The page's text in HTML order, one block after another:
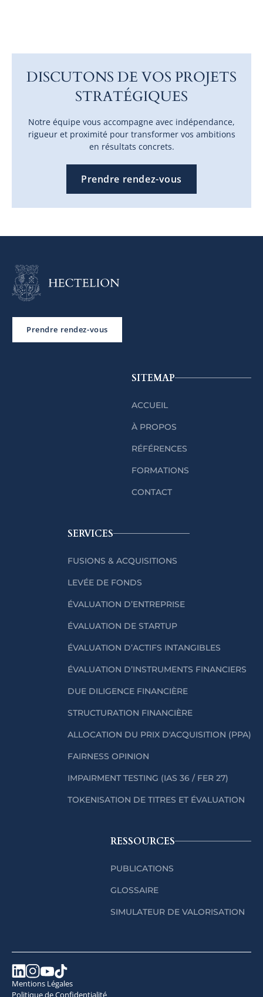
DISCUTONS DE VOS PROJETS
STRATÉGIQUES
Notre équipe vous accompagne avec indépendance,
rigueur et proximité pour transformer vos ambitions
en résultats concrets.
Prendre rendez-vous
Prendre rendez-vous
SITEMAP
ACCUEIL
À PROPOS
RÉFÉRENCES
FORMATIONS
CONTACT
SERVICES
FUSIONS & ACQUISITIONS
LEVÉE DE FONDS
ÉVALUATION D’ENTREPRISE
ÉVALUATION DE STARTUP
ÉVALUATION D’ACTIFS INTANGIBLES
ÉVALUATION D’INSTRUMENTS FINANCIERS
DUE DILIGENCE FINANCIÈRE
STRUCTURATION FINANCIÈRE
ALLOCATION DU PRIX D'ACQUISITION (PPA)
FAIRNESS OPINION
IMPAIRMENT TESTING (IAS 36 / FER 27)
TOKENISATION DE TITRES ET ÉVALUATION
RESSOURCES
PUBLICATIONS
GLOSSAIRE
SIMULATEUR DE VALORISATION
Mentions Légales
Politique de Confidentialité